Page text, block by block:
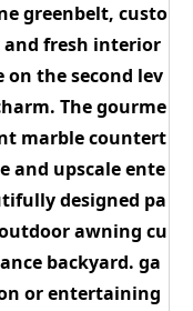
greenbelt, custo
fresh interior
the second lev
The gourme
marble countert
and upscale ente
designed pa
awning cu
backyard. ga
or entertaining